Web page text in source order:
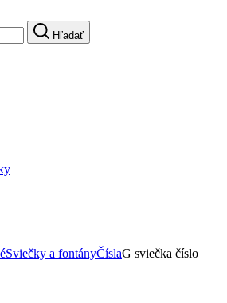
Hľadať
Sviečky a fontányČíslaG sviečka číslo